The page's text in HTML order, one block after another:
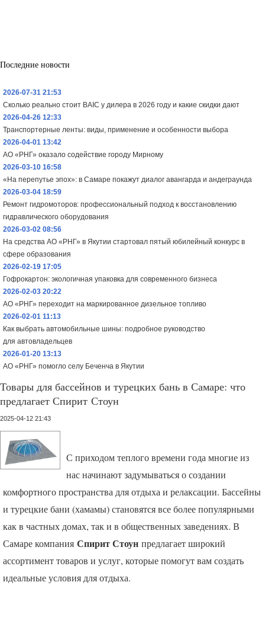
Последние новости
2026-07-31 21:53
Сколько реально стоит BAIC у дилера в 2026 году и какие скидки дают
2026-04-26 12:33
Транспортерные ленты: виды, применение и особенности выбора
2026-04-01 13:42
АО «РНГ» оказало содействие городу Мирному
2026-03-10 16:58
«На перепутье эпох»: в Самаре покажут диалог авангарда и андеграунда
2026-03-04 18:59
Ремонт гидромоторов: профессиональный подход к восстановлению
гидравлического оборудования
2026-03-02 08:56
На средства АО «РНГ» в Якутии стартовал пятый юбилейный конкурс в
сфере образования
2026-02-19 17:05
Гофрокартон: экологичная упаковка для современного бизнеса
2026-02-03 20:22
АО «РНГ» переходит на маркированное дизельное топливо
2026-02-01 11:13
Как выбрать автомобильные шины: подробное руководство
для автовладельцев
2026-01-20 13:13
АО «РНГ» помогло селу Беченча в Якутии
Товары для бассейнов и турецких бань в Самаре: что
предлагает Спирит Стоун
2025-04-12 21:43
С приходом теплого времени года многие из
нас начинают задумываться о создании
комфортного пространства для отдыха и релаксации. Бассейны
и турецкие бани (хамамы) становятся все более популярными
как в частных домах, так и в общественных заведениях. В
Самаре компания Спирит Стоун предлагает широкий
ассортимент товаров и услуг, которые помогут вам создать
идеальные условия для отдыха.